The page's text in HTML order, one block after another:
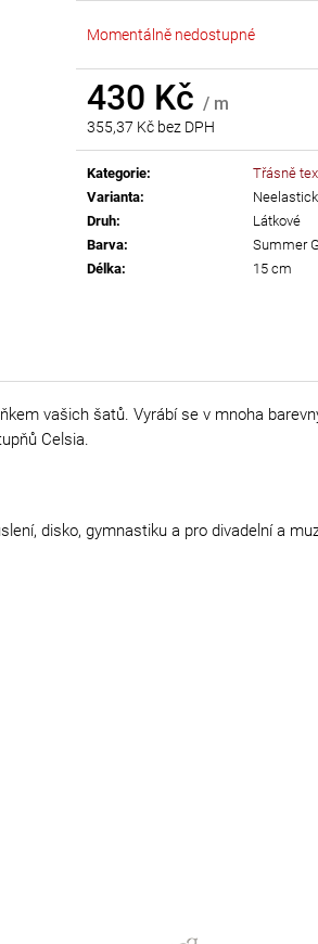
Momentálně nedostupné
430 Kč / m
355,37 Kč bez DPH
Měrná
cena:
Kategorie:
Třásně
Varianta:
Druh:
Látkové
Barva:
Summer
Délka: 15 cm
vašich šatů. Vyrábí se v mnoha
Celsia.
disko, gymnastiku a pro divadelní a
55 Kč